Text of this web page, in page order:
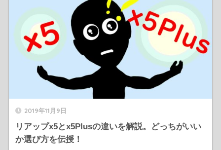
2019年11月9日
リアップx5とx5Plusの違いを解説。どっちがいい
か選び方を伝授！